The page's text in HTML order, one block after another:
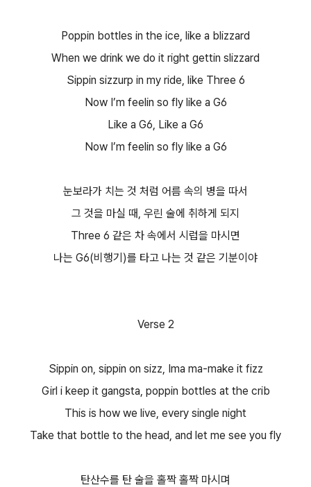
Poppin bottles in the ice, like a blizzard
When we drink we do it right gettin slizzard
Sippin sizzurp in my ride, like Three 6
Now I’m feelin so fly like a G6
Like a G6, Like a G6
Now I’m feelin so fly like a G6
눈보라가 치는 것 처럼 어름 속의 병을 따서
그 것을 마실 때, 우린 술에 취하게 되지
Three 6 같은 차 속에서 시럽을 마시면
나는 G6(비행기)를 타고 나는 것 같은 기분이야
Verse 2
Sippin on, sippin on sizz, Ima ma-make it fizz
Girl i keep it gangsta, poppin bottles at the crib
This is how we live, every single night
Take that bottle to the head, and let me see you fly
탄산수를 탄 술을 홀짝 홀짝 마시며